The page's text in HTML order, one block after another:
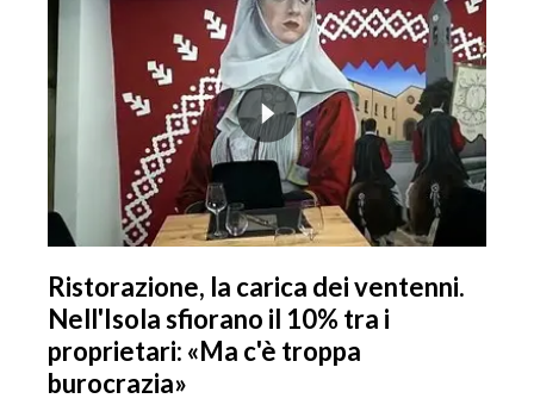
Ristorazione, la carica dei ventenni.
Nell'Isola sfiorano il 10% tra i
proprietari: «Ma c'è troppa
burocrazia»